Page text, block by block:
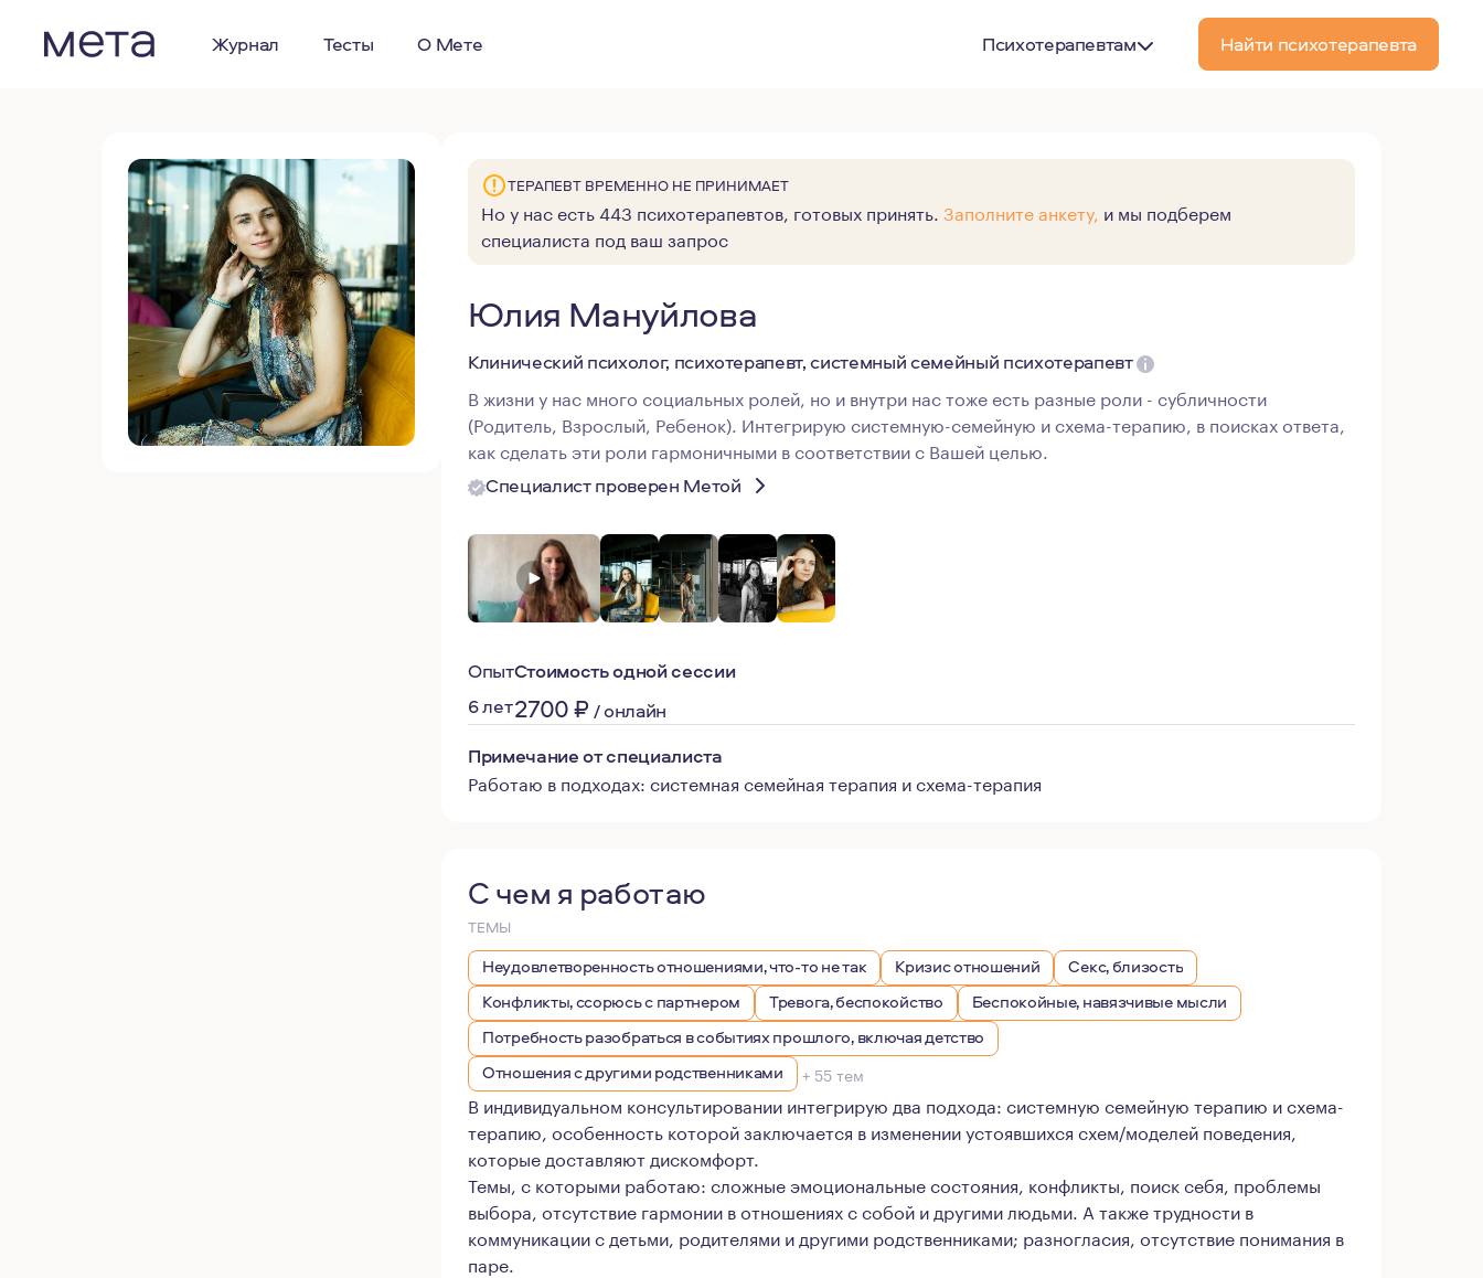
Журнал Тесты О Мете Психотерапевтам Найти психотерапевта
ТЕРАПЕВТ ВРЕМЕННО НЕ ПРИНИМАЕТ
Но у нас есть 443 психотерапевтов, готовых принять. Заполните анкету, и мы подберем
специалиста под ваш запрос
Юлия Мануйлова
Клинический психолог, психотерапевт, системный семейный психотерапевт
В жизни у нас много социальных ролей, но и внутри нас тоже есть разные роли - субличности
(Родитель, Взрослый, Ребенок). Интегрирую системную-семейную и схема-терапию, в поисках ответа,
как сделать эти роли гармоничными в соответствии с Вашей целью.
Специалист проверен Метой
Опыт
6 лет
Стоимость одной сессии
2700₽ /онлайн
Примечание от специалиста
Работаю в подходах: системная семейная терапия и схема-терапия
С чем я работаю
ТЕМЫ
Неудовлетворенность отношениями, что-то не так Кризис отношений
Секс, близость
Конфликты, ссорюсь с партнером
Тревога, беспокойство
Беспокойные, навязчивые мысли
Потребность разобраться в событиях прошлого, включая детство
Отношения с другими родственниками
+ 55 тем
В индивидуальном консультировании интегрирую два подхода: системную семейную терапию и схема-
терапию, особенность которой заключается в изменении устоявшихся схем/моделей поведения,
которые доставляют дискомфорт.
Темы, с которыми работаю: сложные эмоциональные состояния, конфликты, поиск себя, проблемы
выбора, отсутствие гармонии в отношениях с собой и другими людьми. А также трудности в
коммуникации с детьми, родителями и другими родственниками; разногласия, отсутствие понимания в
паре.